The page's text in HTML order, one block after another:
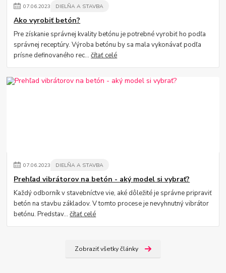
07.06.2023 DIELŇA A STAVBA
Ako vyrobiť betón?
Pre získanie správnej kvality betónu je potrebné vyrobiť ho podľa
správnej receptúry. Výroba betónu by sa mala vykonávať podľa
prísne definovaného rec...čítať celé
07.06.2023 DIELŇA A STAVBA
Prehľad vibrátorov na betón - aký model si vybrať?
Každý odborník v stavebníctve vie, aké dôležité je správne pripraviť
betón na stavbu základov. V tomto procese je nevyhnutný vibrátor
betónu. Predstav...čítať celé
Zobraziť všetky články